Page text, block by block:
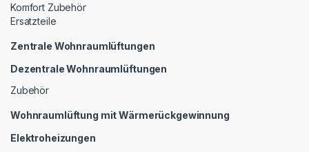
Komfort Zubehör
Ersatzteile
Zentrale Wohnraumlüftungen
Dezentrale Wohnraumlüftungen
Zubehör
Wohnraumlüftung mit Wärmerückgewinnung
Elektroheizungen